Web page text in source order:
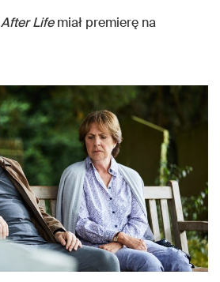
After Lifemiał premierę na